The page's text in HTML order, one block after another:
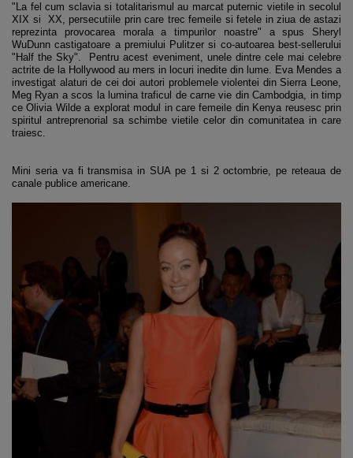
"La fel cum sclavia si totalitarismul au marcat puternic vietile in secolul
XIX si XX, persecutiile prin care trec femeile si fetele in ziua de astazi
reprezinta provocarea morala a timpurilor noastre" a spus Sheryl
WuDunn castigatoare a premiului Pulitzer si co-autoarea best-sellerului
"Half the Sky". Pentru acest eveniment, unele dintre cele mai celebre
actrite de la Hollywood au mers in locuri inedite din lume. Eva Mendes a
investigat alaturi de cei doi autori problemele violentei din Sierra Leone,
Meg Ryan a scos la lumina traficul de carne vie din Cambodgia, in timp
ce Olivia Wilde a explorat modul in care femeile din Kenya reusesc prin
spiritul antreprenorial sa schimbe vietile celor din comunitatea in care
traiesc.
Mini seria va fi transmisa in SUA pe 1 si 2 octombrie, pe reteaua de
canale publice americane.